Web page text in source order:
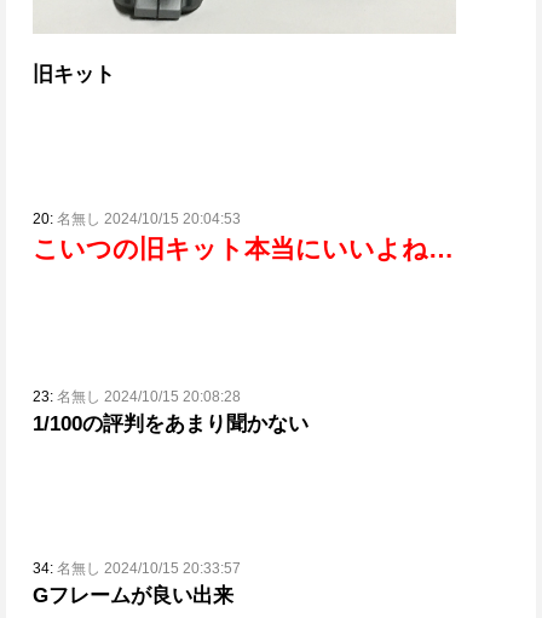
旧キット
20: 名無し 2024/10/15 20:04:53
こいつの旧キット本当にいいよね…
23: 名無し 2024/10/15 20:08:28
1/100の評判をあまり聞かない
34: 名無し 2024/10/15 20:33:57
Gフレームが良い出来